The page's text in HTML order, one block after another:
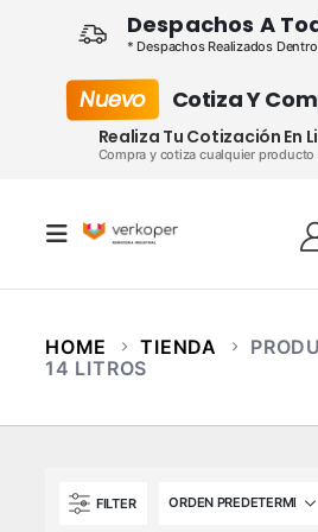
Despachos A
* Despachos Realizados
Nuevo Cotiza Y
Realiza Tu Cotización En
Compra y cotiza cualquier
HOME TIENDA
14 LITROS
FILTER